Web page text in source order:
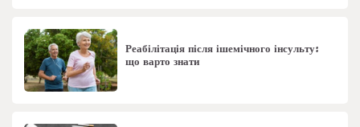
Реабілітація після ішемічного інсульту:
що варто знати